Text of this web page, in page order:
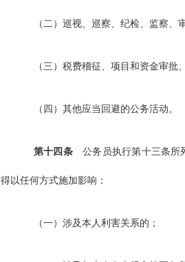
（二）巡视、巡察、纪检、监察、审
（三）税费稽征、项目和资金审批、
（四）其他应当回避的公务活动。
第十四条公务员执行第十三条所
得以任何方式施加影响：
（一）涉及本人利害关系的；